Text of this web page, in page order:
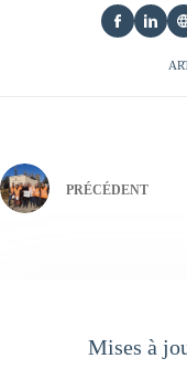
PRÉCÉDENT
Mises à